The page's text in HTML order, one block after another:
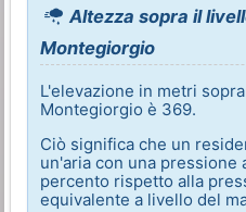
Altezza sopra il
Montegiorgio
L'elevazione in metri
Montegiorgio è 369.
Ciò significa che un
un'aria con una pressione
percento rispetto alla
equivalente a livello del